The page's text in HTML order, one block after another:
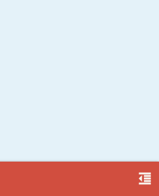
format_indent_decrease